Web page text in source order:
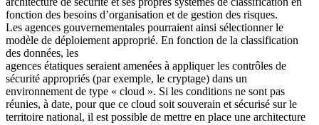
fonction des besoins d’organisation et de gestion des risques.
Les agences gouvernementales pourraient ainsi sélectionner le
modèle de déploiement approprié. En fonction de la classification
des données, les
agences étatiques seraient amenées à appliquer les contrôles de
sécurité appropriés (par exemple, le cryptage) dans un
environnement de type « cloud ». Si les conditions ne sont pas
réunies, à date, pour que ce cloud soit souverain et sécurisé sur le
territoire national, il est possible de mettre en place une architecture